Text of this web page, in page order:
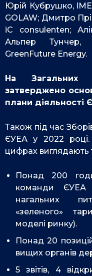
Юрій Кубрушко,
GOLAW; Дмитро
iC consulenten;
Альпер Тунчер,
GreenFuture Energy.
На Загальних
затверджено
плани діяльності
Також під час
ЄУЕА у 2022 році.
цифрах виглядають
Понад 200
команди
нагальних
«зеленого»
моделі ринку).
Понад 20
вищих органів
5 звітів, 4